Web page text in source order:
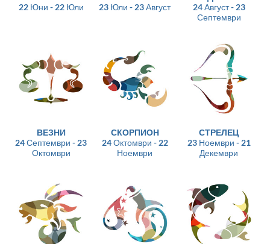
22 Юни - 22 Юли
23 Юли - 23 Август
24 Август - 23
Септември
ВЕЗНИ
24 Септември - 23
Октомври
СКОРПИОН
24 Октомври - 22
Ноември
СТРЕЛЕЦ
23 Ноември - 21
Декември